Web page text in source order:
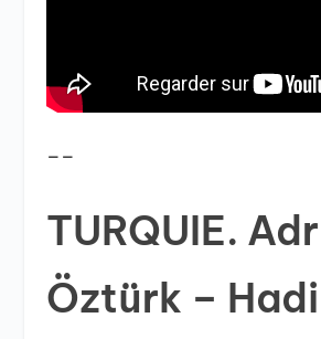
TURQUIE.
Öztürk –